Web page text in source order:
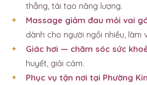
thẳng, tái tạo năng lượng.
Massage giảm đau mỏi vai
dành cho người ngồi nhiều, làm
Giác hơi — chăm sóc sức
huyết, giải cảm.
Phục vụ tận nơi tại Phường